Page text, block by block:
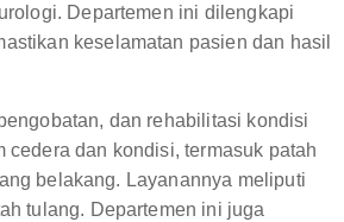
Departemen ini dilengkapi
keselamatan pasien dan hasil
dan rehabilitasi kondisi
dan kondisi, termasuk patah
belakang. Layanannya meliputi
tulang. Departemen ini juga